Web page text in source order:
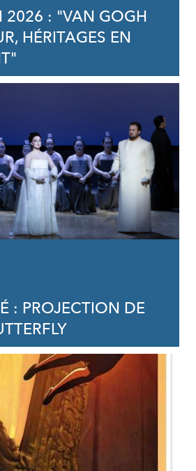
2026 : "VAN GOGH
HÉRITAGES EN
: PROJECTION DE